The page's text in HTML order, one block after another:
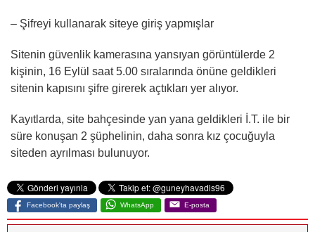
– Şifreyi kullanarak siteye giriş yapmışlar
Sitenin güvenlik kamerasına yansıyan görüntülerde 2
kişinin, 16 Eylül saat 5.00 sıralarında önüne geldikleri
sitenin kapısını şifre girerek açtıkları yer alıyor.
Kayıtlarda, site bahçesinde yan yana geldikleri İ.T. ile bir
süre konuşan 2 şüphelinin, daha sonra kız çocuğuyla
siteden ayrılması bulunuyor.
Facebook'ta paylaş WhatsApp E-posta